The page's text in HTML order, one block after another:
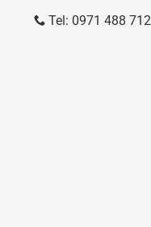
Tel: 0971 488 712